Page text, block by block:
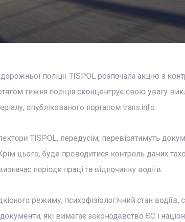
поліції TISPOL розпочала акцію з
тижня поліція сконцентрує свою увагу
опублікованого порталом trans.info.
TISPOL, передусім, перевірятимуть
цього, буде проводитися контроль даних
періоди праці та відпочинку водіїв.
режиму, психофізіологічний стан водіїв,
які вимагає законодавство ЄС і